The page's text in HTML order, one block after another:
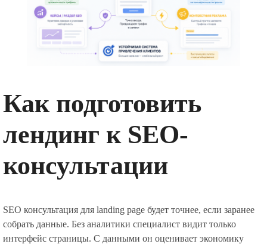
Как подготовить
лендинг к SEO-
консультации
SEO консультация для landing page будет точнее, если заранее
собрать данные. Без аналитики специалист видит только
интерфейс страницы. С данными он оценивает экономику